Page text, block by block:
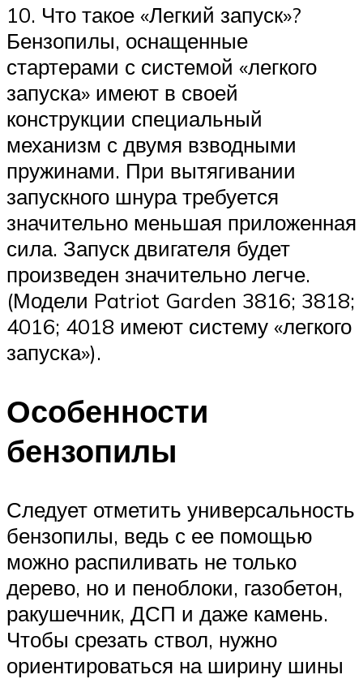
10. Что такое «Легкий запуск»?
Бензопилы, оснащенные
стартерами с системой «легкого
запуска» имеют в своей
конструкции специальный
механизм с двумя взводными
пружинами. При вытягивании
запускного шнура требуется
значительно меньшая приложенная
сила. Запуск двигателя будет
произведен значительно легче.
(Модели Patriot Garden 3816; 3818;
4016; 4018 имеют систему «легкого
запуска»).
Особенности
бензопилы
Следует отметить универсальность
бензопилы, ведь с ее помощью
можно распиливать не только
дерево, но и пеноблоки, газобетон,
ракушечник, ДСП и даже камень.
Чтобы срезать ствол, нужно
ориентироваться на ширину шины